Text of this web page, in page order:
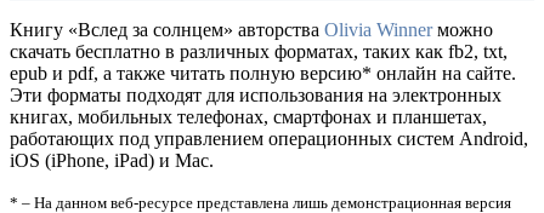
Книгу «Вслед за солнцем» авторства Olivia Winnerможно
скачать бесплатно в различных форматах, таких как fb2, txt,
epub и pdf, а также читать полную версию* онлайн на сайте.
Эти форматы подходят для использования на электронных
книгах, мобильных телефонах, смартфонах и планшетах,
работающих под управлением операционных систем Android,
iOS (iPhone, iPad) и Mac.
* – На данном веб-ресурсе представлена лишь демонстрационная версия